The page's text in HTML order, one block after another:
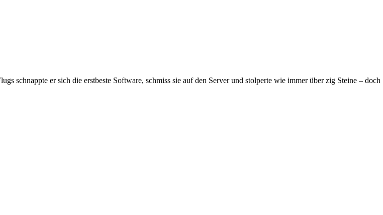
schnappte er sich die erstbeste Software, schmiss sie auf den Server und stolperte wie immer über zig Steine – doch